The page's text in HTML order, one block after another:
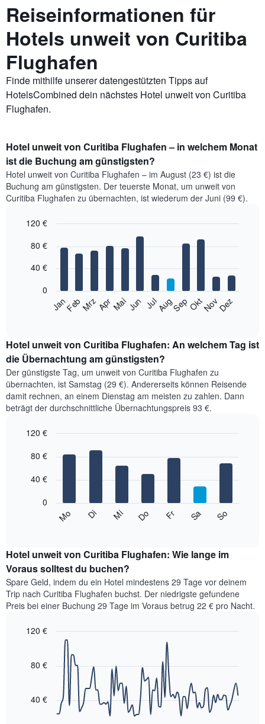
Reiseinformationen für
Hotels unweit von Curitiba
Flughafen
Finde mithilfe unserer datengestützten Tipps auf
HotelsCombined dein nächstes Hotel unweit von Curitiba
Flughafen.
Hotel unweit von Curitiba Flughafen – in welchem Monat
ist die Buchung am günstigsten?
Hotel unweit von Curitiba Flughafen – im August (23 €) ist die
Buchung am günstigsten. Der teuerste Monat, um unweit von
Curitiba Flughafen zu übernachten, ist wiederum der Juni (99 €).
chart
bars.
folgende
den
durchschnittlichen
Zimmerpreis
im
jeweiligen
Monat
an.
Diagramm
Achse,
hat
1
Y-
Achse,
die
den
Zimmerpreis
graphic.
JanFebMrzAprMaiJun JulAugSep OktNovDez
0
40 €
80 €
120 €
Hotel unweit von Curitiba Flughafen: An welchem Tag ist
die Übernachtung am günstigsten?
Der günstigste Tag, um unweit von Curitiba Flughafen zu
übernachten, ist Samstag (29 €). Andererseits können Reisende
damit rechnen, an einem Dienstag am meisten zu zahlen. Dann
beträgt der durchschnittliche Übernachtungspreis 93 €.
chart
bars.
den
durchschnittlichen
Preis
eines
Zimmers
für
jeweiligen
Wochentag.
Diagramm
graphic.
Mo Di Mi Do Fr Sa So
0
40 €
80 €
120 €
Hotel unweit von Curitiba Flughafen: Wie lange im
Voraus solltest du buchen?
Spare Geld, indem du ein Hotel mindestens 29 Tage vor deinem
Trip nach Curitiba Flughafen buchst. Der niedrigste gefundene
Preis bei einer Buchung 29 Tage im Voraus betrug 22 € pro Nacht.
with
40 €
80 €
120 €